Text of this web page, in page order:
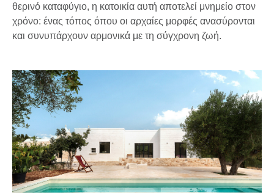
θερινό καταφύγιο, η κατοικία αυτή αποτελεί μνημείο στον
χρόνο: ένας τόπος όπου οι αρχαίες μορφές ανασύρονται
και συνυπάρχουν αρμονικά με τη σύγχρονη ζωή.